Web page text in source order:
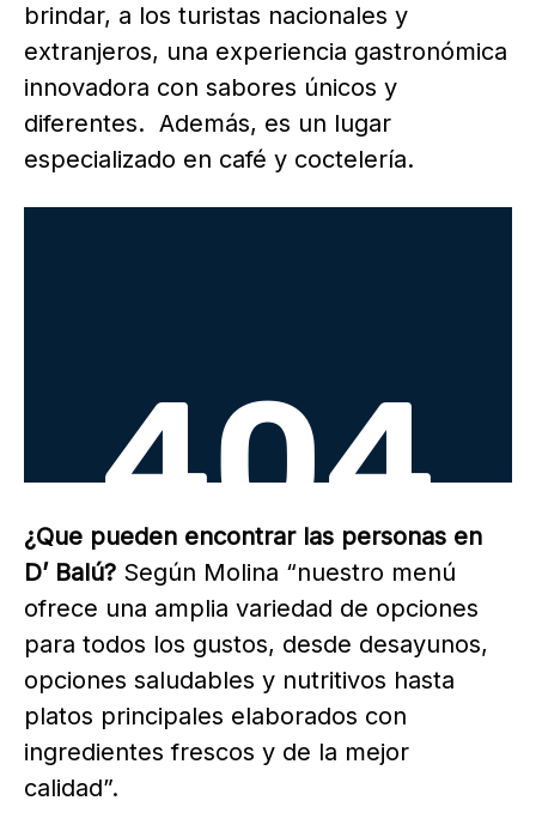
brindar, a los turistas nacionales y
extranjeros, una experiencia gastronómica
innovadora con sabores únicos y
diferentes. Además, es un lugar
especializado en café y coctelería.
¿Que pueden encontrar las personas en
D’ Balú? Según Molina “nuestro menú
ofrece una amplia variedad de opciones
para todos los gustos, desde desayunos,
opciones saludables y nutritivos hasta
platos principales elaborados con
ingredientes frescos y de la mejor
calidad”.